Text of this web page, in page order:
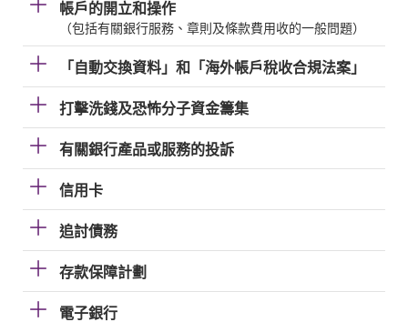
帳戶的開立和操作
（包括有關銀行服務、章則及條款費用收的一般問題）
「自動交換資料」和「海外帳戶稅收合規法案」
打擊洗錢及恐怖分子資金籌集
有關銀行產品或服務的投訴
信用卡
追討債務
存款保障計劃
電子銀行